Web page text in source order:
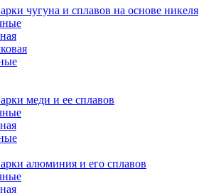
чугуна и сплавов на основе никеля
меди и ее сплавов
алюминия и его сплавов